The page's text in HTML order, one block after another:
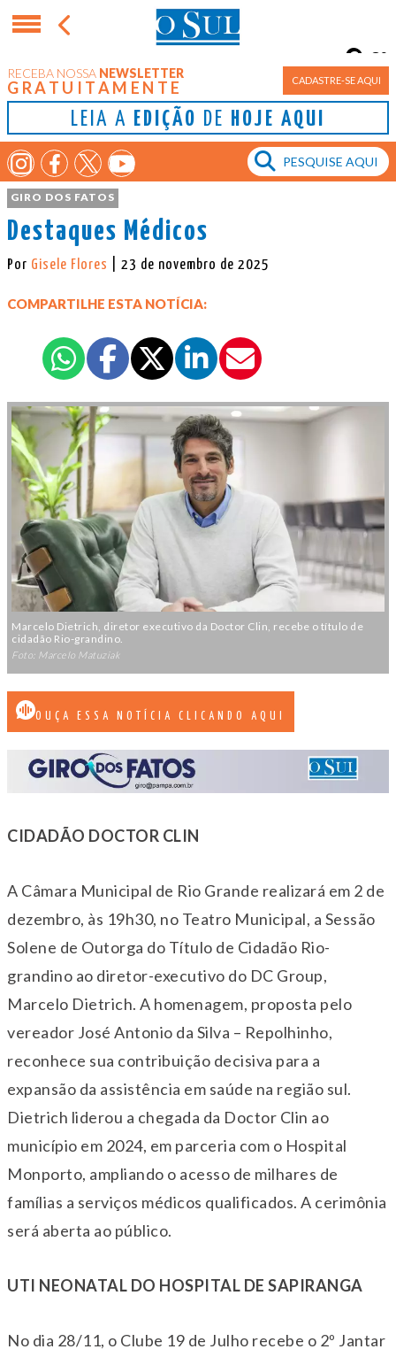
RECEBA NOSSA NEWSLETTER
GRATUITAMENTE CADASTRE-SE AQUI
LEIA A EDIÇÃO DE HOJE AQUI
Porto Alegre
8°
GIRO DOS FATOS
Destaques Médicos
Por Gisele Flores | 23 de novembro de 2025
COMPARTILHE ESTA NOTÍCIA:
Marcelo Dietrich, diretor executivo da Doctor Clin, recebe o título de
cidadão Rio-grandino.
Foto: Marcelo Matuziak
OUÇA ESSA NOTÍCIA CLICANDO AQUI
CIDADÃO DOCTOR CLIN
A Câmara Municipal de Rio Grande realizará em 2 de
dezembro, às 19h30, no Teatro Municipal, a Sessão
Solene de Outorga do Título de Cidadão Rio-
grandino ao diretor-executivo do DC Group,
Marcelo Dietrich. A homenagem, proposta pelo
vereador José Antonio da Silva – Repolhinho,
reconhece sua contribuição decisiva para a
expansão da assistência em saúde na região sul.
Dietrich liderou a chegada da Doctor Clin ao
município em 2024, em parceria com o Hospital
Monporto, ampliando o acesso de milhares de
famílias a serviços médicos qualificados. A cerimônia
será aberta ao público.
UTI NEONATAL DO HOSPITAL DE SAPIRANGA
No dia 28/11, o Clube 19 de Julho recebe o 2º Jantar